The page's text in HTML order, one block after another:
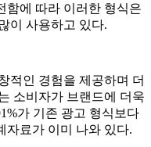
함에 따라 이러한 형식은
이 사용하고 있다.
적인 경험을 제공하며 더
소비자가 브랜드에 더욱
가 기존 광고 형식보다
자료가 이미 나와 있다.